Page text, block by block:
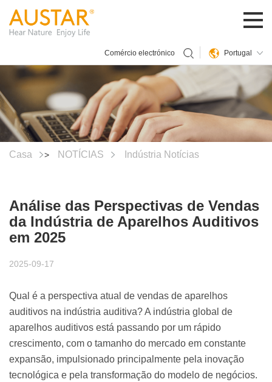
Comércio electrónico Portugal
Casa > NOTÍCIAS Indústria Notícias
Análise das Perspectivas de Vendas
da Indústria de Aparelhos Auditivos
em 2025
2025-09-17
Qual é a perspectiva atual de vendas de aparelhos
auditivos na indústria auditiva? A indústria global de
aparelhos auditivos está passando por um rápido
crescimento, com o tamanho do mercado em constante
expansão, impulsionado principalmente pela inovação
tecnológica e pela transformação do modelo de negócios.